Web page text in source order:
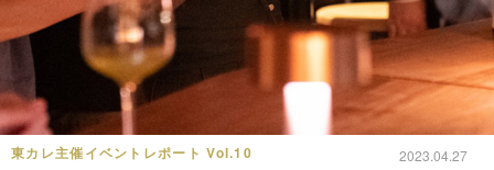
東カレ主催イベントレポート Vol.10 2023.04.27